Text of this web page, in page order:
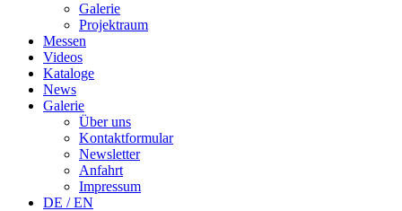
Galerie
Projektraum
Messen
Videos
Kataloge
News
Galerie
Über uns
Kontaktformular
Newsletter
Anfahrt
Impressum
DE / EN